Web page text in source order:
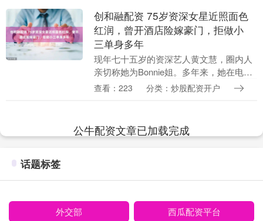
创和融配资 75岁资深女星近照面色
红润，曾开酒店险嫁豪门，拒做小
三单身多年
现年七十五岁的资深艺人黄文慧，圈内人
亲切称她为Bonnie姐。多年来，她在电
影、电视剧和舞台剧中塑造了无数经典角
查看：223 分类：炒股配资开户
公牛配资文章已加载完成
话题标签
外交部 西瓜配资平台